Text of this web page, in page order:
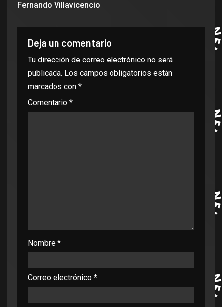
Fernando Villavicencio
Deja un comentario
Tu dirección de correo electrónico no será
publicada. Los campos obligatorios están
marcados con *
Comentario *
Nombre *
Correo electrónico *